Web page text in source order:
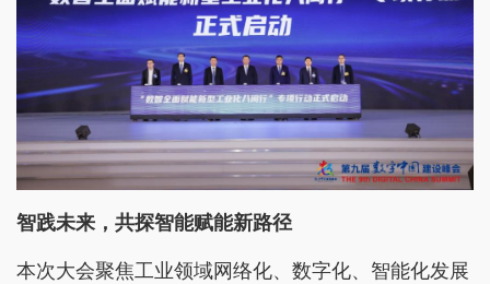
智践未来，共探智能赋能新路径
本次大会聚焦工业领域网络化、数字化、智能化发展